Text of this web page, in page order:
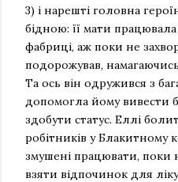
3) і нарешті головна
бідною: її мати
фабриці, аж поки не
подорожував,
Та ось він одружився з
допомогла йому вивести
здобути статус. Еллі
робітників у Блакитному
змушені працювати, поки
взяти відпочинок для